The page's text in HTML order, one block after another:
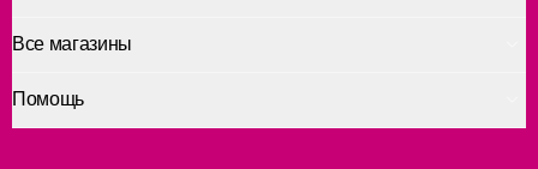
Помощь
Все магазины